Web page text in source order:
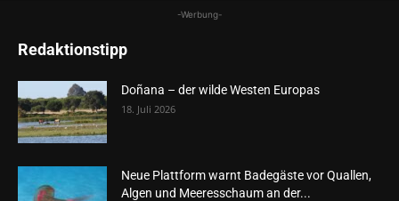
-Werbung-
Redaktionstipp
Doñana – der wilde Westen Europas
18. Juli 2026
Neue Plattform warnt Badegäste vor Quallen,
Algen und Meeresschaum an der...